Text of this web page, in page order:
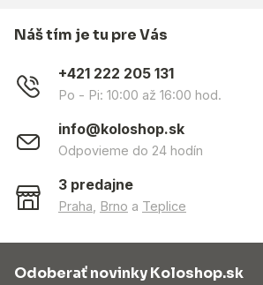
Náš tím je tu pre Vás
+421 222 205 131
Po - Pi: 10:00 až 16:00 hod.
info@koloshop.sk
Odpovieme do 24 hodín
3 predajne
Praha Brno a Teplice
Odoberať novinky Koloshop.sk